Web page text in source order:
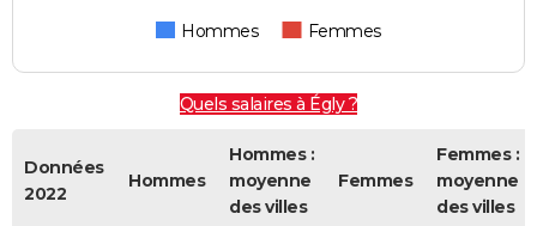
Hommes Femmes
Quels salaires à Égly ?
Données
2022
Hommes
Hommes :
moyenne
des villes
Femmes
Femmes :
moyenne
des villes